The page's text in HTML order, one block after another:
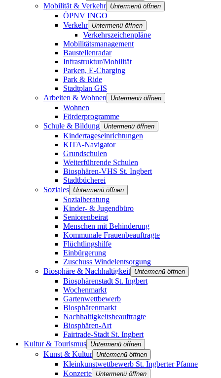
Mobilität & Verkehr Untermenü öffnen
ÖPNV INGO
Verkehr Untermenü öffnen
Verkehrszeichenpläne
Mobilitätsmanagement
Baustellenradar
Infrastruktur/Mobilität
Parken, E-Charging
Park & Ride
Stadtplan GIS
Arbeiten & Wohnen
Untermenü öffnen
Wohnen
Förderprogramme
Schule & Bildung Untermenü öffnen
Kindertageseinrichtungen
KITA-Navigator
Grundschulen
Weiterführende Schulen
Biosphären-VHS St. Ingbert
Stadtbücherei
Soziales Untermenü öffnen
Sozialberatung
Kinder- & Jugendbüro
Seniorenbeirat
Menschen mit Behinderung
Kommunale Frauenbeauftragte
Flüchtlingshilfe
Einbürgerung
Zuschuss Windelentsorgung
Biosphäre & Nachhaltigkeit Untermenü öffnen
Biosphärenstadt St. Ingbert
Wochenmarkt
Gartenwettbewerb
Biosphärenmarkt
Nachhaltigkeitsbeauftragte
Biosphären-Art
Fairtrade-Stadt St. Ingbert
Kultur & Tourismus Untermenü öffnen
Kunst & Kultur Untermenü öffnen
Kleinkunstwettbewerb St. Ingberter Pfanne
Konzerte Untermenü öffnen